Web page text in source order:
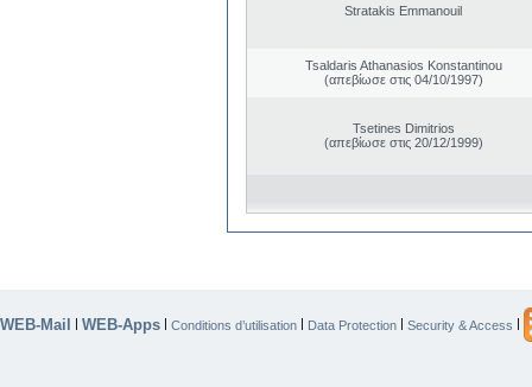
Stratakis Emmanouil
Tsaldaris Athanasios Konstantinou
(απεβίωσε στις 04/10/1997)
Tsetines Dimitrios
(απεβίωσε στις 20/12/1999)
WEB-Mail | WEB-Apps | Conditions d’utilisation | Data Protection | Security & Access |